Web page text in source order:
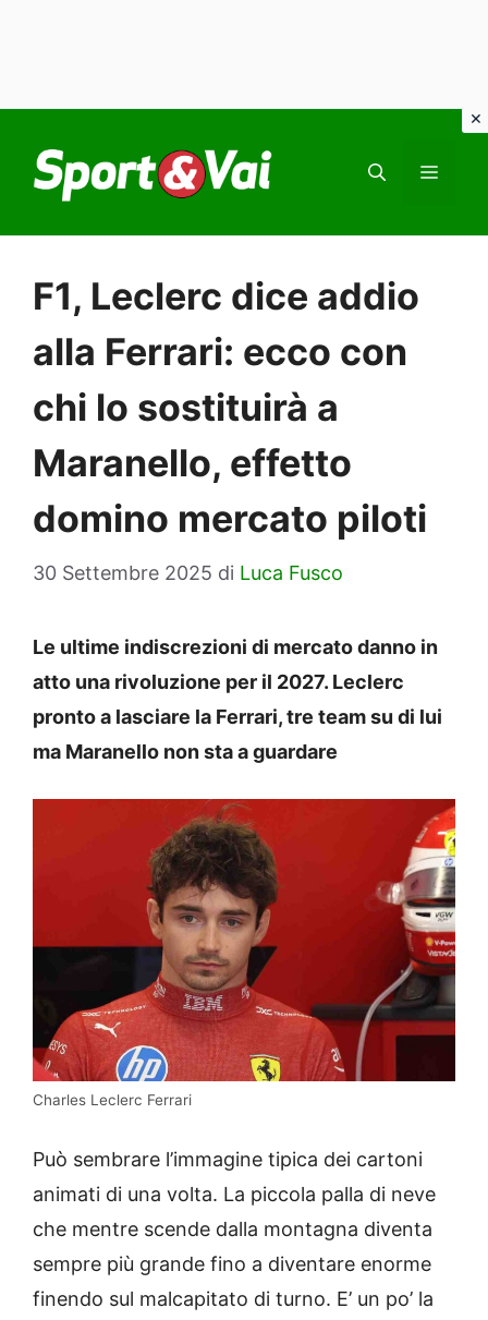
contenuto
F1, Leclerc dice addio
alla Ferrari: ecco con
chi lo sostituirà a
Maranello, effetto
domino mercato piloti
30 Settembre 2025 di Luca Fusco
Le ultime indiscrezioni di mercato danno in
atto una rivoluzione per il 2027. Leclerc
pronto a lasciare la Ferrari, tre team su di lui
ma Maranello non sta a guardare
Charles Leclerc Ferrari
Può sembrare l’immagine tipica dei cartoni
animati di una volta. La piccola palla di neve
che mentre scende dalla montagna diventa
sempre più grande fino a diventare enorme
finendo sul malcapitato di turno. E’ un po’ la